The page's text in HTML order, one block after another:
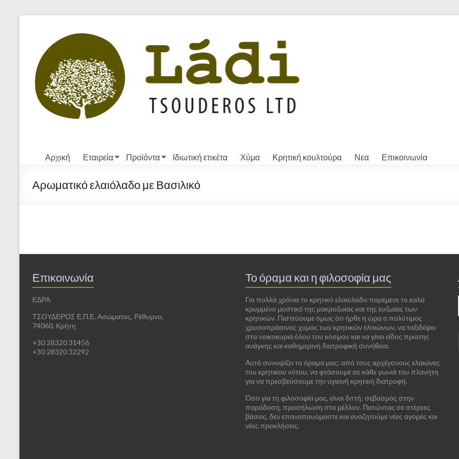
Ladi
Tsouderos
LTD
Tradition
and
Αρχική Εταιρεία Προϊόντα Ιδιωτική ετικέτα Χύμα Κρητική κουλτούρα Νεα Επικοινωνία
Αρωματικό ελαιόλαδο με Βασιλικό
Επικοινωνία
ΕΔΡΑ
ΤΣΟΥΔΕΡΟΣ Ε.Π.Ε. Ασώματος, Ρέθυμνο,
74060, Κρήτη
+30 28320 31456
+30 28320 32292
Το όραμα και η φιλοσοφία μας
Για πολλά χρόνια το κρητικό ελαιόλαδο παρέμενε το καλά
κρυμμένο μυστικό της μακροζωίας και της ευζωίας των
κρητικών. Πιστεύουμε όμως ότι ήρθε η ώρα ο πολύτιμος
χρυσοπράσινος χυμός των κρητικών ελαιώνων, να ταξιδέψει
στα νοικοκυριά όλου του κόσμου και να γίνει είδος πρώτης
ανάγκης και καθημερινή διατροφική συνήθεια.
Αυτό συνοψίζει το όραμα μας: από τους αρχέγονους ελαιώνες
του κρητικού νότου, να φτάσουμε σε κάθε γωνιά του πλανήτη
για να πρεσβεύσουμε την υγιεινή κρητική διατροφή.
Όσο για τη φιλοσοφία μας, είναι διττή: σεβασμός στην
παράδοση, προσήλωση στο μέλλον. Πατώντας σε στέρεες
βάσεις, δεν επαναπαυόμαστε και αναζητούμε νέες αγορές και
νέες προκλήσεις.